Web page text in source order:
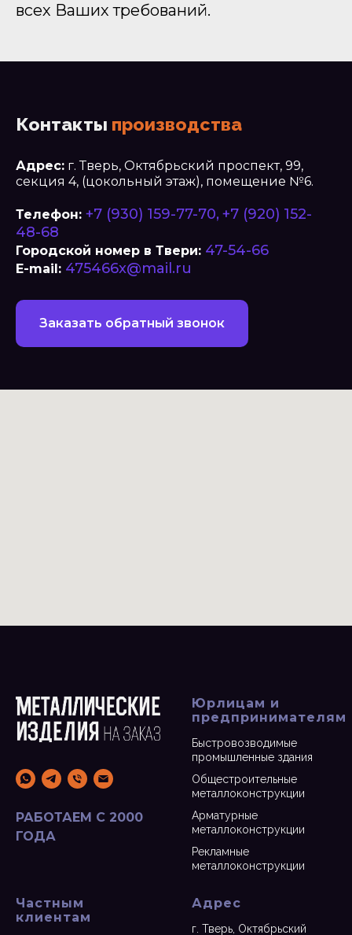
всех Ваших требований.
Контакты производства
Адрес: г. Тверь, Октябрьский проспект, 99,
секция 4, (цокольный этаж), помещение №6.
Телефон: +7 (930) 159-77-70,+7 (920) 152-
48-68
Городской номер в Твери: 47-54-66
E-mail: 475466x@mail.ru
Заказать обратный звонок
РАБОТАЕМ С 2000
ГОДА
Юрлицам и
предпринимателям
Быстровозводимые
промышленные здания
Общестроительные
металлоконструкции
Арматурные
металлоконструкции
Рекламные
металлоконструкции
Частным
клиентам
Адрес
г. Тверь, Октябрьский